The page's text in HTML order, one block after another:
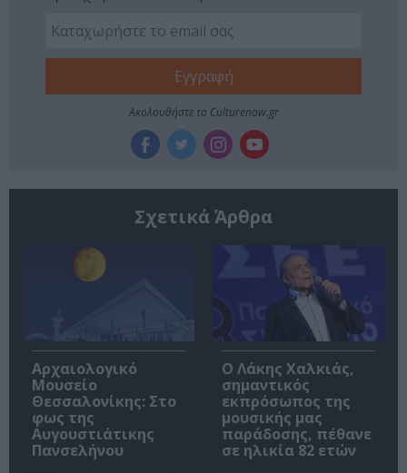
Ακολουθήστε το Culturenow.gr
Σχετικά Άρθρα
Αρχαιολογικό
Μουσείο
Θεσσαλονίκης: Στο
φως της
Αυγουστιάτικης
Πανσελήνου
Ο Λάκης Χαλκιάς,
σημαντικός
εκπρόσωπος της
μουσικής μας
παράδοσης, πέθανε
σε ηλικία 82 ετών